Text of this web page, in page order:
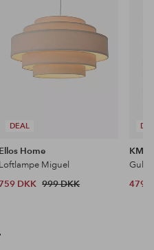
DEAL
Ellos Home
Loftlampe Miguel
DKK 999 DKK
KM
479